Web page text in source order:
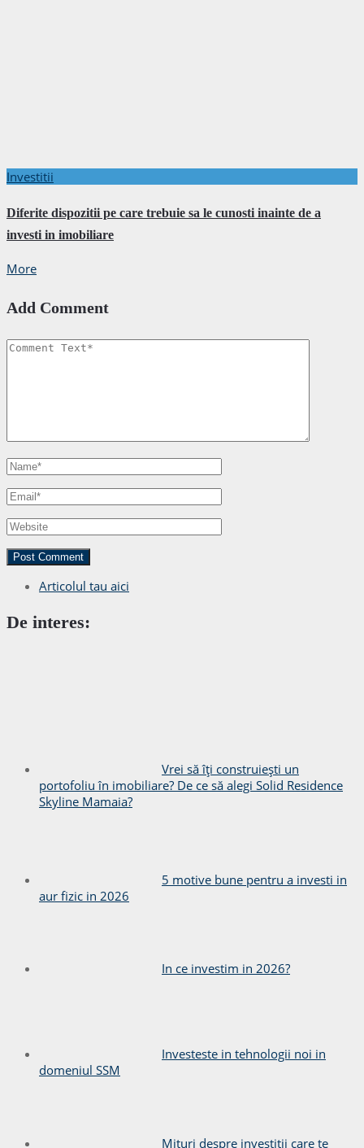
Investitii
Diferite dispozitii pe care trebuie sa le cunosti inainte de a
investi in imobiliare
More
Add Comment
Articolul tau aici
De interes:
Vrei să îți construiești un
portofoliu în imobiliare? De ce să alegi Solid Residence
Skyline Mamaia?
5 motive bune pentru a investi in
aur fizic in 2026
In ce investim in 2026?
Investeste in tehnologii noi in
domeniul SSM
Mituri despre investitii care te